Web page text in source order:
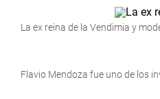
La ex reina de la Vendimia y
Flavio Mendoza fue uno de los